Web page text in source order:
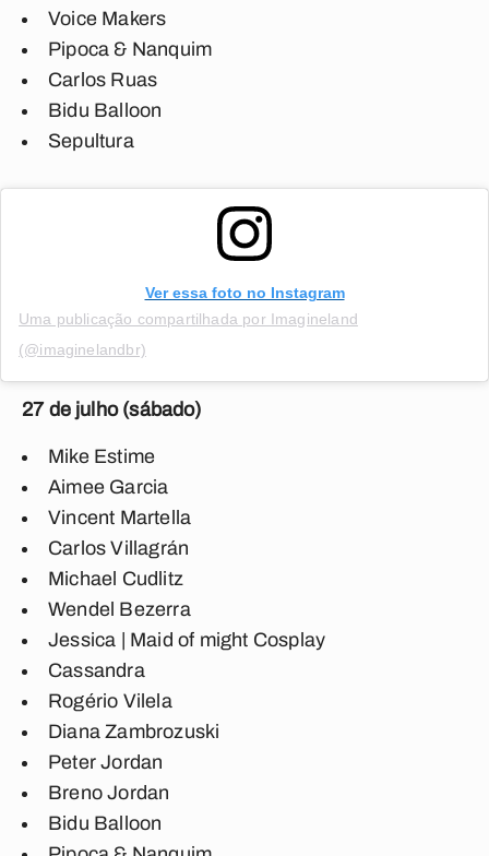
Voice Makers
Pipoca & Nanquim
Carlos Ruas
Bidu Balloon
Sepultura
Ver essa foto no Instagram
Uma publicação compartilhada por Imagineland
(@imaginelandbr)
27 de julho (sábado)
Mike Estime
Aimee Garcia
Vincent Martella
Carlos Villagrán
Michael Cudlitz
Wendel Bezerra
Jessica | Maid of might Cosplay
Cassandra
Rogério Vilela
Diana Zambrozuski
Peter Jordan
Breno Jordan
Bidu Balloon